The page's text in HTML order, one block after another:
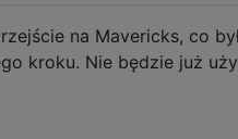
na Mavericks, co
kroku. Nie będzie już